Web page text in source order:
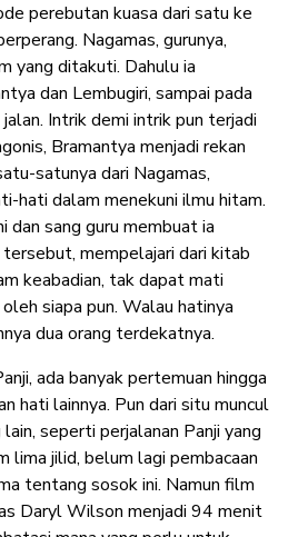
perebutan kuasa dari satu ke
Nagamas, gurunya,
yang ditakuti. Dahulu ia
dan Lembugiri, sampai pada
Intrik demi intrik pun terjadi
Bramantya menjadi rekan
satunya dari Nagamas,
hati dalam menekuni ilmu hitam.
dan sang guru membuat ia
mempelajari dari kitab
keabadian, tak dapat mati
siapa pun. Walau hatinya
dua orang terdekatnya.
ada banyak pertemuan hingga
hati lainnya. Pun dari situ muncul
seperti perjalanan Panji yang
lima jilid, belum lagi pembacaan
tentang sosok ini. Namun film
Daryl Wilson menjadi 94 menit